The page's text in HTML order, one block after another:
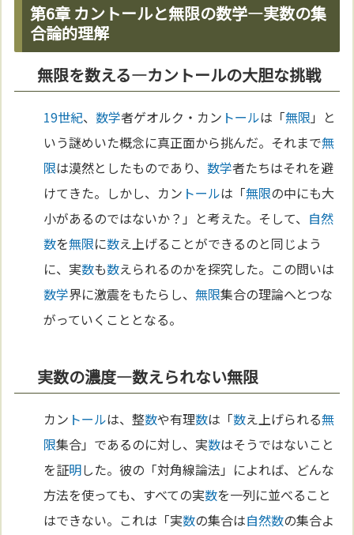
第6章 カントールと無限の数学—実数の集
合論的理解
無限を数える—カントールの大胆な挑戦
19世紀、数学者ゲオルク・カン トールは「無限 」と
いう謎めいた概念に真正面から挑んだ。それまで無
限は漠然としたものであり、数学者たちはそれを避
けてきた。しかし、カン トールは「無限の中にも大
小があるのではないか？」と考えた。そして、 自然
数を無限に数え上げることができるのと同じよう
に、実数も数えられるのかを探究した。この問いは
数学界に激震をもたらし、無限集合の理論へとつな
がっていくこととなる。
実数の濃度—数えられない無限
カン トールは、整数や有理数は「数え上げられる無
限集合」であるのに対し、実数はそうではないこと
を証明した。彼の「対角線論法」によれば、どんな
方法を使っても、すべての実数を一列に並べること
はできない。これは「実数の集合は自然数の集合よ